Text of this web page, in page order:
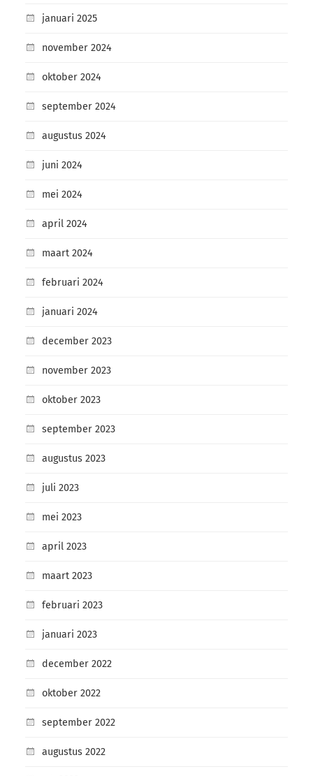
januari 2025
november 2024
oktober 2024
september 2024
augustus 2024
juni 2024
mei 2024
april 2024
maart 2024
februari 2024
januari 2024
december 2023
november 2023
oktober 2023
september 2023
augustus 2023
juli 2023
mei 2023
april 2023
maart 2023
februari 2023
januari 2023
december 2022
oktober 2022
september 2022
augustus 2022